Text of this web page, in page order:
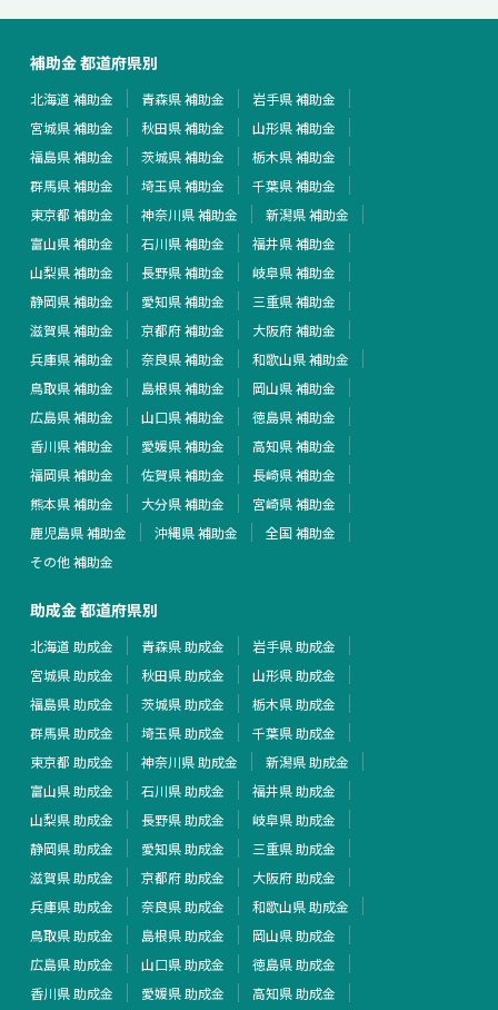
補助金 都道府県別
北海道 補助金 青森県 補助金
岩手県 補助金
宮城県 補助金
秋田県 補助金
山形県 補助金
福島県 補助金
茨城県 補助金
栃木県 補助金
群馬県 補助金
埼玉県 補助金
千葉県 補助金
東京都 補助金
神奈川県 補助金
新潟県 補助金
富山県 補助金
石川県 補助金
福井県 補助金
山梨県 補助金
長野県 補助金
岐阜県 補助金
静岡県 補助金
愛知県 補助金
三重県 補助金
滋賀県 補助金
京都府 補助金
大阪府 補助金
兵庫県 補助金
奈良県 補助金
和歌山県 補助金
鳥取県 補助金
島根県 補助金
岡山県 補助金
広島県 補助金
山口県 補助金
徳島県 補助金
香川県 補助金
愛媛県 補助金
高知県 補助金
福岡県 補助金
佐賀県 補助金
長崎県 補助金
熊本県 補助金
大分県 補助金
宮崎県 補助金
鹿児島県 補助金
沖縄県 補助金
全国 補助金
その他 補助金
助成金 都道府県別
北海道 助成金 青森県 助成金
岩手県 助成金
宮城県 助成金
秋田県 助成金
山形県 助成金
福島県 助成金
茨城県 助成金
栃木県 助成金
群馬県 助成金
埼玉県 助成金
千葉県 助成金
東京都 助成金
神奈川県 助成金
新潟県 助成金
富山県 助成金
石川県 助成金
福井県 助成金
山梨県 助成金
長野県 助成金
岐阜県 助成金
静岡県 助成金
愛知県 助成金
三重県 助成金
滋賀県 助成金
京都府 助成金
大阪府 助成金
兵庫県 助成金
奈良県 助成金
和歌山県 助成金
鳥取県 助成金
島根県 助成金
岡山県 助成金
広島県 助成金
山口県 助成金
徳島県 助成金
香川県 助成金
愛媛県 助成金
高知県 助成金